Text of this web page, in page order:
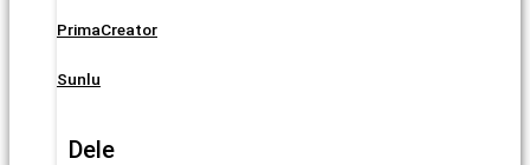
PrimaCreator
Sunlu
Dele